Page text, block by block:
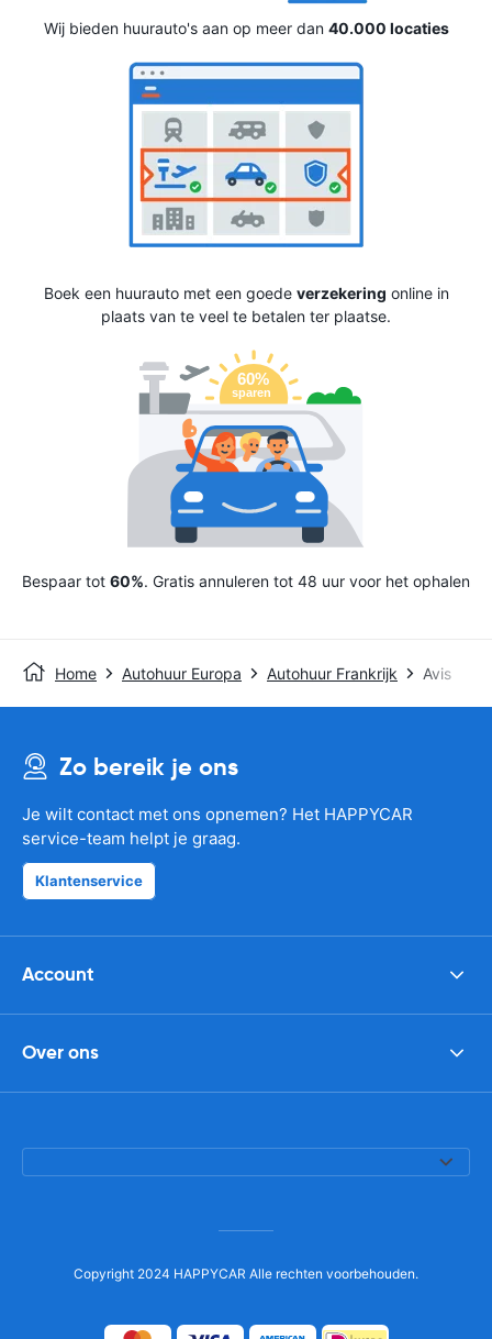
Wij bieden huurauto's aan op meer dan 40.000 locaties
Boek een huurauto met een goede verzekering online in
plaats van te veel te betalen ter plaatse.
Bespaar tot 60%. Gratis annuleren tot 48 uur voor het ophalen
Home Autohuur Europa Autohuur Frankrijk Avis
Zo bereik je ons
Je wilt contact met ons opnemen? Het HAPPYCAR
service-team helpt je graag.
Klantenservice
Account
Over ons
Copyright 2024 HAPPYCAR Alle rechten voorbehouden.